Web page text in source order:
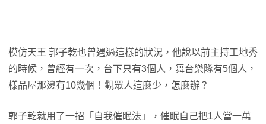
模仿天王 郭子乾也曾遇過這樣的狀況，他說以前主持工地秀
的時候，曾經有一次，台下只有3個人，舞台樂隊有5個人，
樣品屋那邊有10幾個！觀眾人這麼少，怎麼辦？
郭子乾就用了一招「自我催眠法」，催眠自己把1人當一萬